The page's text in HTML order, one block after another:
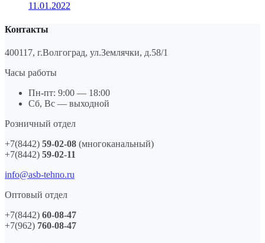
11.01.2022
Контакты
400117, г.Волгоград, ул.Землячки, д.58/1
Часы работы
Пн-пт: 9:00 — 18:00
Сб, Вс — выходной
Розничный отдел
+7(8442) 59-02-08 (многоканальный)
+7(8442) 59-02-11
info@asb-tehno.ru
Оптовый отдел
+7(8442) 60-08-47
+7(962) 760-08-47